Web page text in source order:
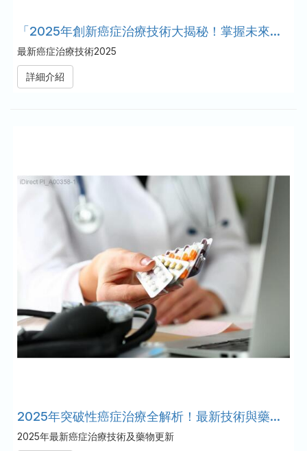
「2025年創新癌症治療技術大揭秘！掌握未來醫療趨勢」
最新癌症治療技術2025
詳細介紹
2025年突破性癌症治療全解析！最新技術與藥物發展大公開
2025年最新癌症治療技術及藥物更新